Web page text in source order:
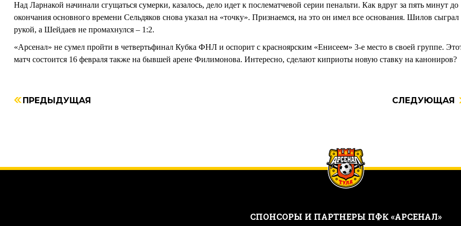
Над Ларнакой начинали сгущаться сумерки, казалось, дело идет к послематчевой серии пенальти. Как вдруг за пять минут до
окончания основного времени Сельдяков снова указал на «точку». Признаемся, на это он имел все основания. Шилов сыграл
рукой, а Шейдаев не промахнулся – 1:2.
«Арсенал» не сумел пройти в четвертьфинал Кубка ФНЛ и оспорит с красноярским «Енисеем» 3-е место в своей группе.
матч состоится 16 февраля также на бывшей арене Филимонова. Интересно, сделают киприоты новую ставку на канониров?
ПРЕДЫДУЩАЯ СЛЕДУЮЩАЯ
CПОНСОРЫ И ПАРТНЕРЫ ПФК «АРСЕНАЛ»